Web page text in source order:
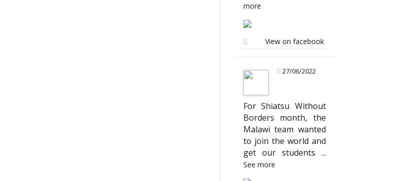
more
View on facebook
27/06/2022
For Shiatsu Without
Borders month, the
Malawi team wanted
to join the world and
get our students ...
See more